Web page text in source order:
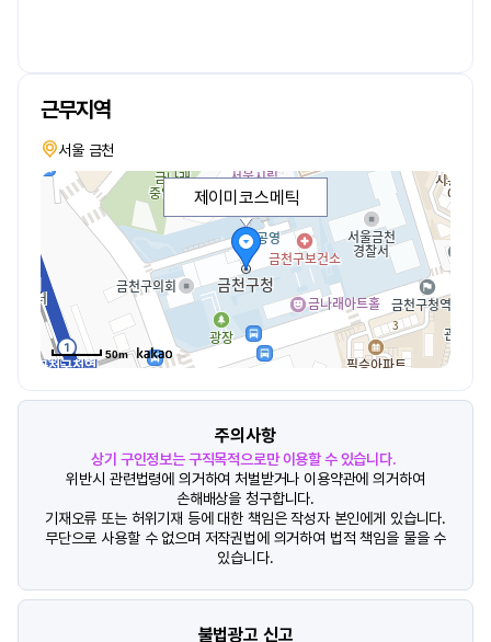
근무지역
서울 금천
제이미코스메틱
50m
주의사항
상기 구인정보는 구직목적으로만 이용할 수 있습니다.
위반시 관련법령에 의거하여 처벌받거나 이용약관에 의거하여
손해배상을 청구합니다.
기재오류 또는 허위기재 등에 대한 책임은 작성자 본인에게 있습니다.
무단으로 사용할 수 없으며 저작권법에 의거하여 법적 책임을 물을 수
있습니다.
불법광고 신고